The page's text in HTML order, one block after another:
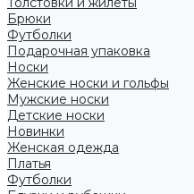
Брюки
Футболки
Подарочная упаковка
Носки
Женские носки и гольфы
Мужские носки
Детские носки
Новинки
Женская одежда
Платья
Футболки